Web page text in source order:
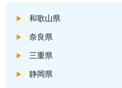
和歌山県
奈良県
三重県
静岡県